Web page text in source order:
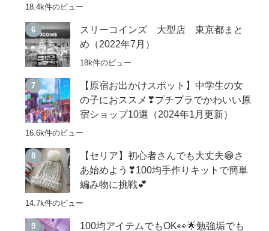
18.4k件のビュー
スリーコインズ 大型店 東京都まと
め（2022年7月）
18k件のビュー
【原宿お出かけスポット】中学生の女
の子におススメ❣プチプラでかわいい原
宿ショップ10選（2024年1月更新）
16.6k件のビュー
【セリア】初心者さんでも大丈夫😁さ
あ始めよう❣100均手作りキットで簡単
編み物に挑戦💕
14.7k件のビュー
100均アイテムでもOK👀🌟勉強垢でも